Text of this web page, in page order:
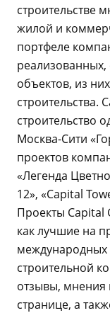
строительстве
жилой и
портфеле
объектов, из
строительства.
строительство
Москва-Сити
проектов
«Легенда
12», «Capital
Проекты Capital
как лучшие на
строительной
отзывы, мнения
странице, а